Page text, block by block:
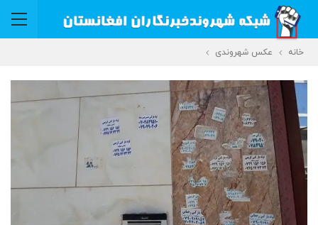
خانه عکس شهروندی